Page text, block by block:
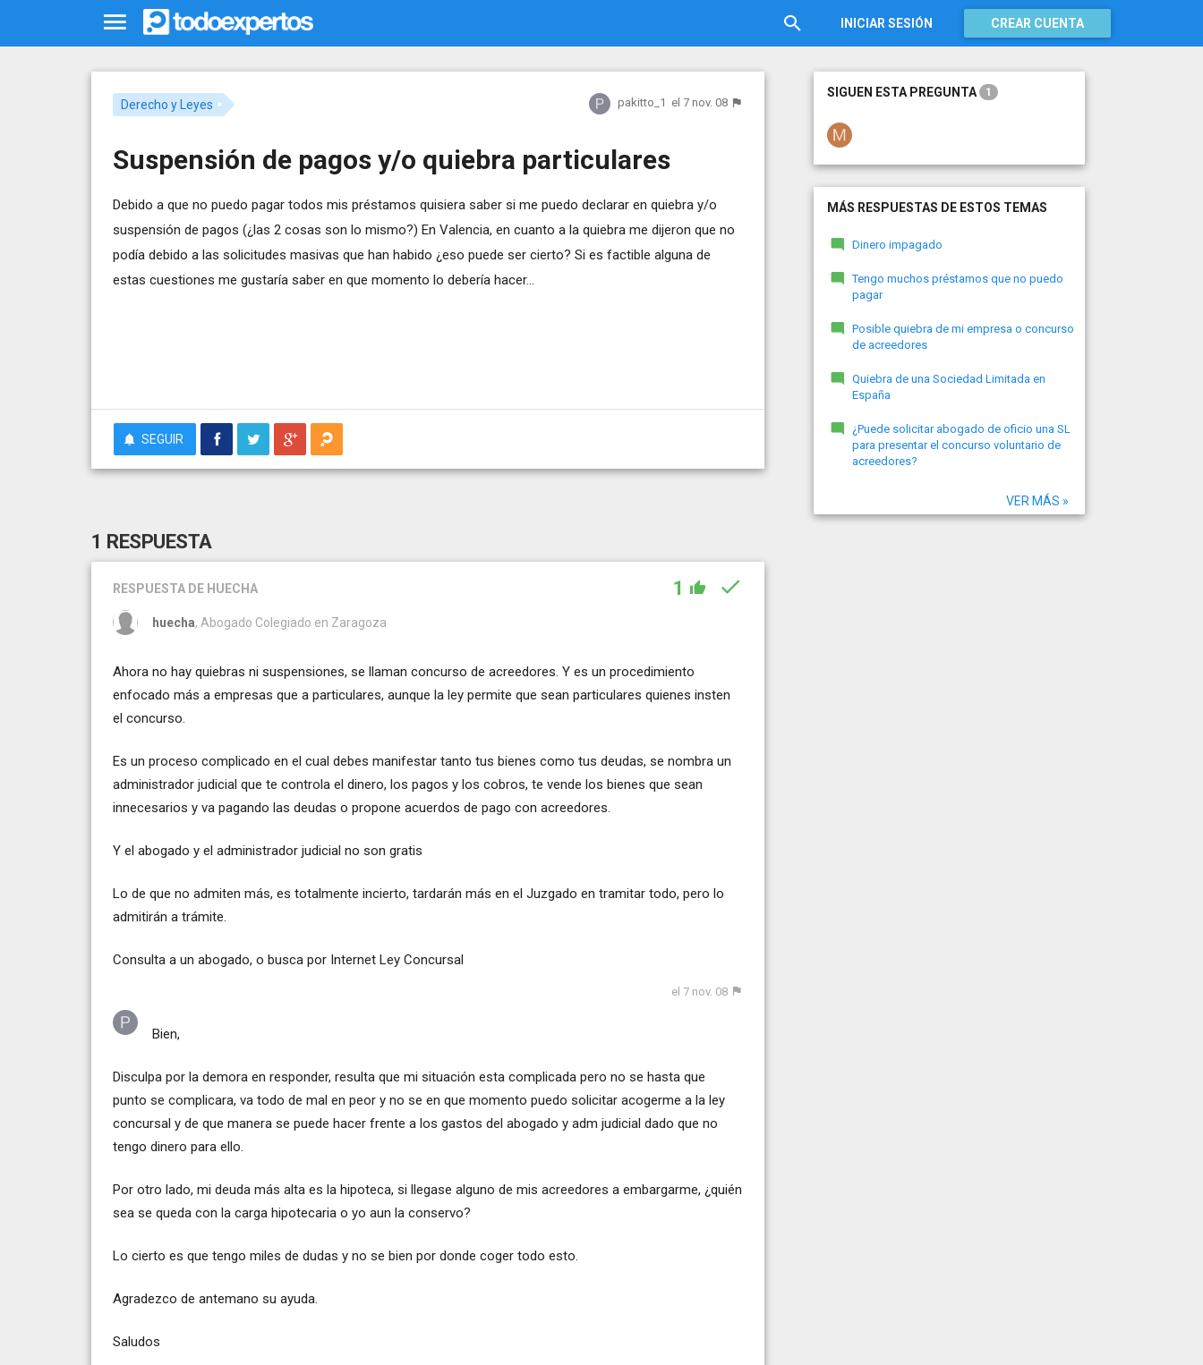
INICIAR SESIÓN CREAR CUENTA
Derecho y Leyes pakitto_1 el 7 nov. 08
Suspensión de pagos y/o quiebra particulares
Debido a que no puedo pagar todos mis préstamos quisiera saber si me puedo declarar en quiebra y/o
suspensión de pagos (¿las 2 cosas son lo mismo?) En Valencia, en cuanto a la quiebra me dijeron que no
podía debido a las solicitudes masivas que han habido ¿eso puede ser cierto? Si es factible alguna de
estas cuestiones me gustaría saber en que momento lo debería hacer...
SEGUIR
1 RESPUESTA
RESPUESTA DE HUECHA 1
huecha, Abogado Colegiado en Zaragoza
Ahora no hay quiebras ni suspensiones, se llaman concurso de acreedores. Y es un procedimiento
enfocado más a empresas que a particulares, aunque la ley permite que sean particulares quienes insten
el concurso.
Es un proceso complicado en el cual debes manifestar tanto tus bienes como tus deudas, se nombra un
administrador judicial que te controla el dinero, los pagos y los cobros, te vende los bienes que sean
innecesarios y va pagando las deudas o propone acuerdos de pago con acreedores.
Y el abogado y el administrador judicial no son gratis
Lo de que no admiten más, es totalmente incierto, tardarán más en el Juzgado en tramitar todo, pero lo
admitirán a trámite.
Consulta a un abogado, o busca por Internet Ley Concursal
el 7 nov. 08
Bien,
Disculpa por la demora en responder, resulta que mi situación esta complicada pero no se hasta que
punto se complicara, va todo de mal en peor y no se en que momento puedo solicitar acogerme a la ley
concursal y de que manera se puede hacer frente a los gastos del abogado y adm judicial dado que no
tengo dinero para ello.
Por otro lado, mi deuda más alta es la hipoteca, si llegase alguno de mis acreedores a embargarme, ¿quién
sea se queda con la carga hipotecaria o yo aun la conservo?
Lo cierto es que tengo miles de dudas y no se bien por donde coger todo esto.
Agradezco de antemano su ayuda.
Saludos
SIGUEN ESTA PREGUNTA 1
MÁS RESPUESTAS DE ESTOS TEMAS
Dinero impagado
Tengo muchos préstamos que no puedo
pagar
Posible quiebra de mi empresa o concurso
de acreedores
Quiebra de una Sociedad Limitada en
España
¿Puede solicitar abogado de oficio una SL
para presentar el concurso voluntario de
acreedores?
VER MÁS »